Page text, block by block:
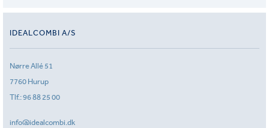
IDEALCOMBI A/S
Nørre Allé 51
7760 Hurup
Tlf.:96 88 25 00
info@idealcombi.dk